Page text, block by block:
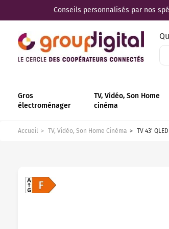
Conseils personnalisés par nos
Gros
électroménager
TV, Vidéo, Son Home
cinéma
Accueil TV, Vidéo, Son Home Cinéma TV 43'